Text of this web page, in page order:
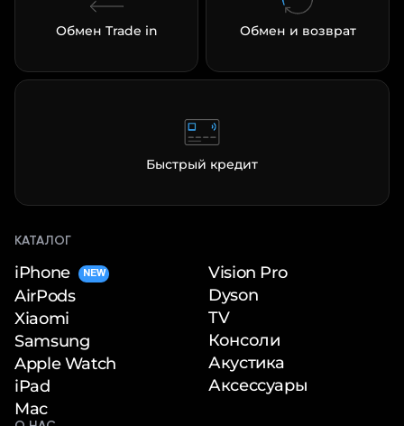
Обмен Trade in Обмен и возврат
Быстрый кредит
КАТАЛОГ
iPhone NEW
AirPods
Xiaomi
Samsung
Apple Watch
iPad
Mac
Vision Pro
Dyson
TV
Консоли
Акустика
Аксессуары